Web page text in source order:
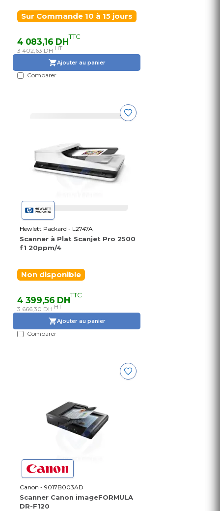
Sur Commande 10 à 15 jours
4 083,16 DHTTC
3 402,63 DH HT
Ajouter au panier
Comparer
Hewlett Packard - L2747A
Scanner à Plat Scanjet Pro 2500
f1 20ppm/4
Non disponible
4 399,56 DHTTC
3 666,30 DH HT
Ajouter au panier
Comparer
Canon - 9017B003AD
Scanner Canon imageFORMULA
DR-F120